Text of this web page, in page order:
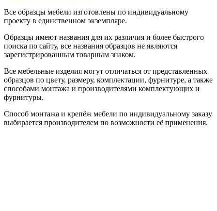
Все образцы мебели изготовлены по индивидуальному
проекту в единственном экземпляре.
Образцы имеют названия для их различия и более быстрого
поиска по сайту, все названия образцов не являются
зарегистрированным товарным знаком.
Все мебельные изделия могут отличаться от представленных
образцов по цвету, размеру, комплектации, фурнитуре, а также
способами монтажа и производителями комплектующих и
фурнитуры.
Способ монтажа и крепёж мебели по индивидуальному заказу
выбирается производителем по возможности её применения.